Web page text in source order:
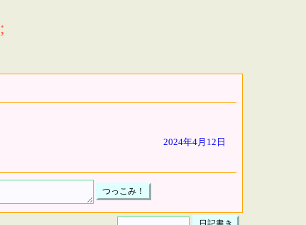
2024年4月12日